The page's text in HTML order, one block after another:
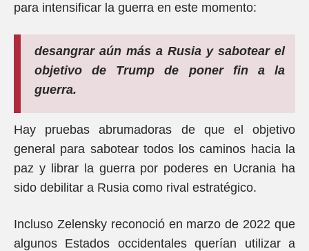
para intensificar la guerra en este momento:
desangrar aún más a Rusia y sabotear el
objetivo de Trump de poner fin a la
guerra.
Hay pruebas abrumadoras de que el objetivo
general para sabotear todos los caminos hacia la
paz y librar la guerra por poderes en Ucrania ha
sido debilitar a Rusia como rival estratégico.
Incluso Zelensky reconoció en marzo de 2022 que
algunos Estados occidentales querían utilizar a